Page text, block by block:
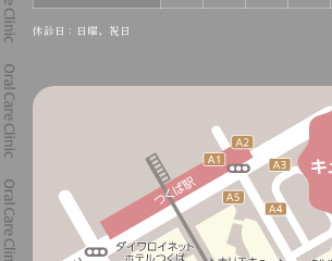
休診日：日曜、祝日